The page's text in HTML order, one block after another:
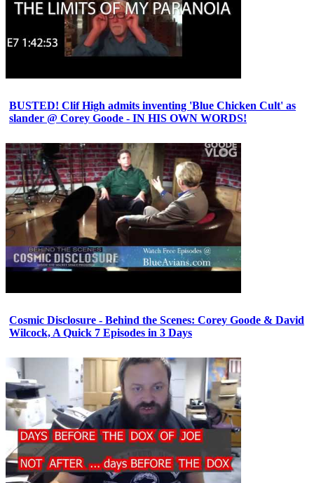
BUSTED! Clif High admits inventing 'Blue Chicken Cult' as
slander @ Corey Goode - IN HIS OWN WORDS!
Cosmic Disclosure - Behind the Scenes: Corey Goode & David
Wilcock, A Quick 7 Episodes in 3 Days